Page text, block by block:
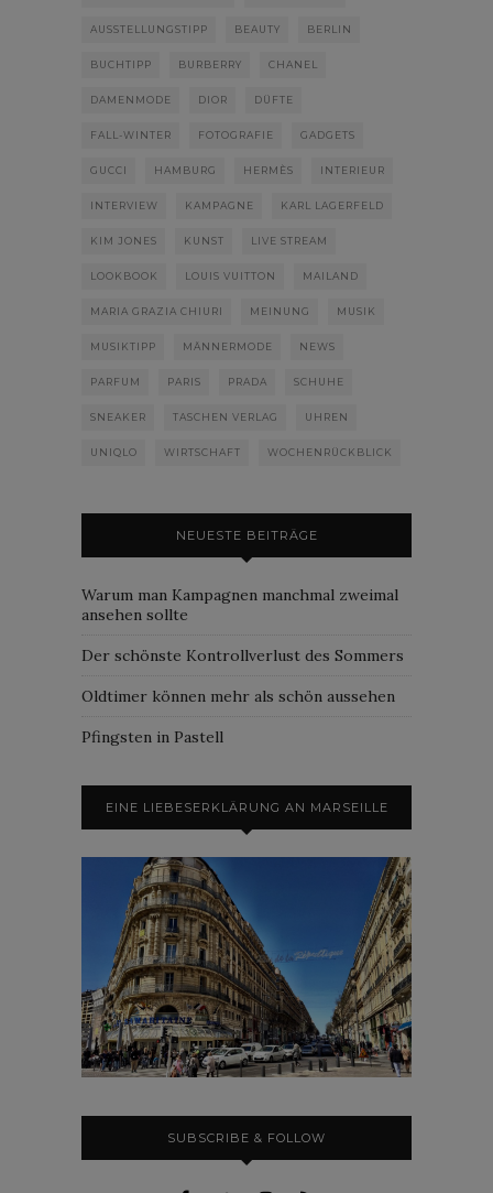
AUSSTELLUNGSTIPP BEAUTY BERLIN
BUCHTIPP BURBERRY CHANEL
DAMENMODE DIOR DÜFTE
FALL-WINTER FOTOGRAFIE GADGETS
GUCCI HAMBURG HERMÈS INTERIEUR
INTERVIEW KAMPAGNE KARL LAGERFELD
KIM JONES KUNST LIVE STREAM
LOOKBOOK LOUIS VUITTON MAILAND
MARIA GRAZIA CHIURI MEINUNG MUSIK
MUSIKTIPP MÄNNERMODE NEWS
PARFUM PARIS PRADA SCHUHE
SNEAKER TASCHEN VERLAG UHREN
UNIQLO WIRTSCHAFT WOCHENRÜCKBLICK
NEUESTE BEITRÄGE
Warum man Kampagnen manchmal zweimal
ansehen sollte
Der schönste Kontrollverlust des Sommers
Oldtimer können mehr als schön aussehen
Pfingsten in Pastell
EINE LIEBESERKLÄRUNG AN MARSEILLE
SUBSCRIBE & FOLLOW